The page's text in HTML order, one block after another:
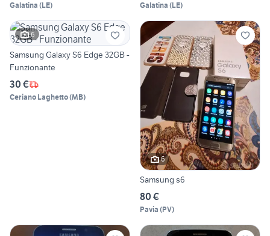
Galatina (LE) Galatina (LE)
6
Samsung Galaxy S6 Edge 32GB -
Funzionante
30 €
Ceriano Laghetto(MB)
6
Samsung s6
80 €
Pavia (PV)